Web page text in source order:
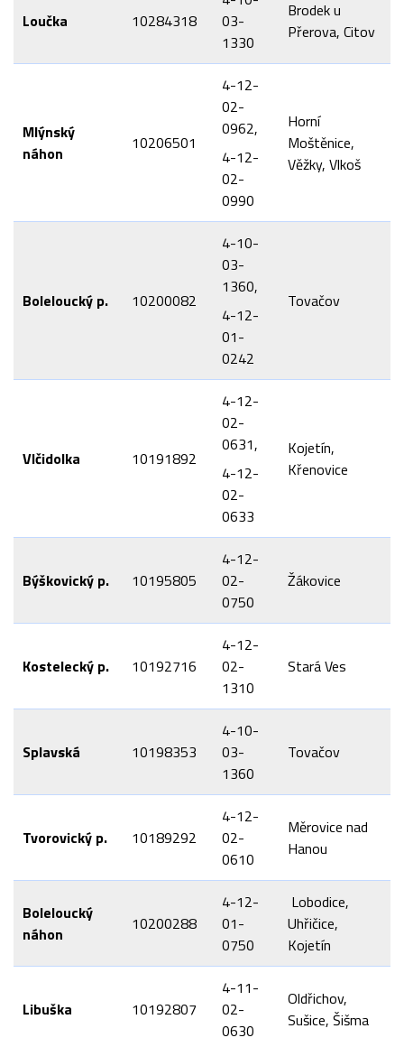
Loučka 10284318
03-
1330
Brodek u
Přerova, Citov
Mlýnský
náhon
10206501
4-12-
02-
0962,
4-12-
02-
0990
Horní
Moštěnice,
Věžky, Vlkoš
Boleloucký p. 10200082
4-10-
03-
1360,
4-12-
01-
0242
Tovačov
Vlčidolka 10191892
4-12-
02-
0631,
4-12-
02-
0633
Kojetín,
Křenovice
Býškovický p. 10195805
4-12-
02-
0750
Žákovice
Kostelecký p. 10192716
4-12-
02-
1310
Stará Ves
Splavská 10198353
4-10-
03-
1360
Tovačov
Tvorovický p. 10189292
4-12-
02-
0610
Měrovice nad
Hanou
Boleloucký
náhon
10200288
4-12-
01-
0750
Lobodice,
Uhřičice,
Kojetín
Libuška 10192807
4-11-
02-
0630
Oldřichov,
Sušice, Šišma